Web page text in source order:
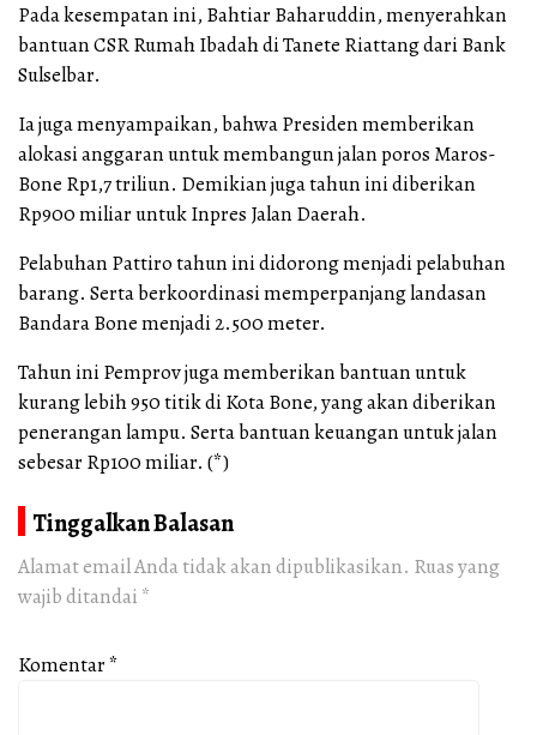
Pada kesempatan ini, Bahtiar Baharuddin, menyerahkan
bantuan CSR Rumah Ibadah di Tanete Riattang dari Bank
Sulselbar.
Ia juga menyampaikan, bahwa Presiden memberikan
alokasi anggaran untuk membangun jalan poros Maros-
Bone Rp1,7 triliun. Demikian juga tahun ini diberikan
Rp900 miliar untuk Inpres Jalan Daerah.
Pelabuhan Pattiro tahun ini didorong menjadi pelabuhan
barang. Serta berkoordinasi memperpanjang landasan
Bandara Bone menjadi 2.500 meter.
Tahun ini Pemprov juga memberikan bantuan untuk
kurang lebih 950 titik di Kota Bone, yang akan diberikan
penerangan lampu. Serta bantuan keuangan untuk jalan
sebesar Rp100 miliar. (*)
Tinggalkan Balasan
Alamat email Anda tidak akan dipublikasikan. Ruas yang
wajib ditandai *
Komentar*